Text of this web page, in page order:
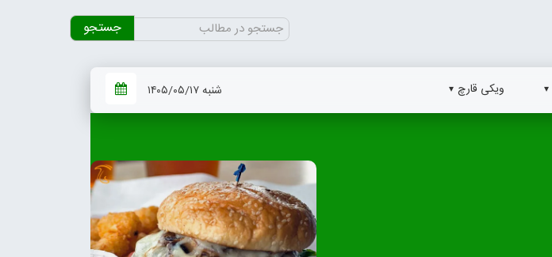
جستجو
برای:
ویکی قارچ شنبه ۱۴۰۵/۰۵/۱۷